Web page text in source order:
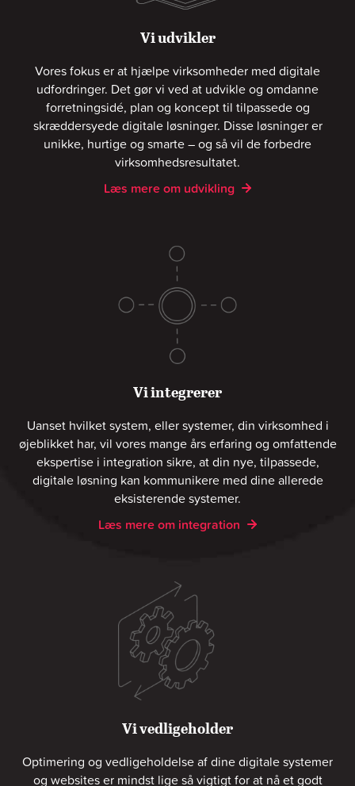
Vi udvikler
Vores fokus er at hjælpe virksomheder med digitale
udfordringer. Det gør vi ved at udvikle og omdanne
forretningsidé, plan og koncept til tilpassede og
skræddersyede digitale løsninger. Disse løsninger er
unikke, hurtige og smarte – og så vil de forbedre
virksomhedsresultatet.
Læs mere om udvikling
Vi integrerer
Uanset hvilket system, eller systemer, din virksomhed i
øjeblikket har, vil vores mange års erfaring og omfattende
ekspertise i integration sikre, at din nye, tilpassede,
digitale løsning kan kommunikere med dine allerede
eksisterende systemer.
Læs mere om integration
Vi vedligeholder
Optimering og vedligeholdelse af dine digitale systemer
og websites er mindst lige så vigtigt for at nå et godt